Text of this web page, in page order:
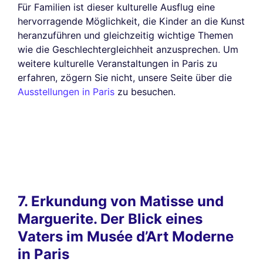
Für Familien ist dieser kulturelle Ausflug eine
hervorragende Möglichkeit, die Kinder an die Kunst
heranzuführen und gleichzeitig wichtige Themen
wie die Geschlechtergleichheit anzusprechen. Um
weitere kulturelle Veranstaltungen in Paris zu
erfahren, zögern Sie nicht, unsere Seite über die
Ausstellungen in Paris zu besuchen.
7. Erkundung von Matisse und
Marguerite. Der Blick eines
Vaters im Musée d’Art Moderne
in Paris